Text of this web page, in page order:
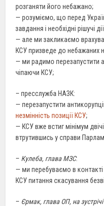
розганяти його небажано;
— розуміємо, що перед
завдання і необхідні рішучі
— але ми закликаємо
КСУ призведе до небажаних
— ми радимо перезапустити
чіпаючи КСУ;
– пресслужба НАЗК:
— перезапустити
незмінність позиції КСУ;
— КСУ вже встиг мінімум
втрутившись у справи
– Кулеба, глава МЗС:
— ми перебуваємо в
КСУ питання скасування
– Єрмак, глава ОП, на